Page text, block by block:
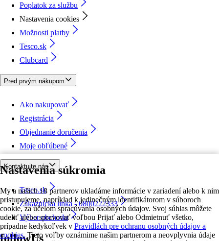
Nastavenia súkromia
My a našich 18 partnerov ukladáme informácie v zariadení alebo k nim
pristupujeme, napríklad k jedinečným identifikátorom v súboroch
cookie, za účelom spracúvania osobných údajov. Svoj súhlas môžete
udeliť alebo spravovať voľbou Prijať alebo Odmietnuť všetko,
prípadne kedykoľvek v Pravidlách pre ochranu osobných údajov a
cookies. Tieto voľby oznámime našim partnerom a neovplyvnia údaje
Poplatok za službu
Nastavenia cookies
Možnosti platby
Tesco.sk
Clubcard
Pred prvým nákupom
Ako nakupovať
Registrácia
Objednanie doručenia
Moje obľúbené
Kontaktujte nás
Tesco.sk
Zákaznícka linka - 0800222333
Výber obchodu
followUs